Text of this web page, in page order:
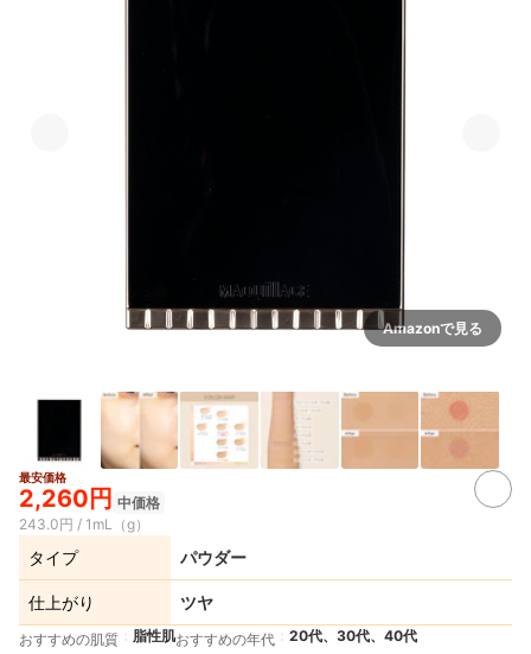
Amazonで見る
最安価格
2,260円 中価格
243.0円 / 1mL（g）
タイプ パウダー
仕上がり ツヤ
おすすめの肌質 脂性肌おすすめの年代
20代、30代、40代